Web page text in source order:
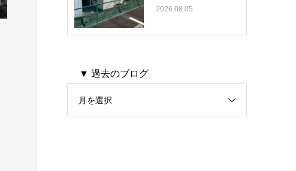
2026.08.05
▼ 過去のブログ
月を選択